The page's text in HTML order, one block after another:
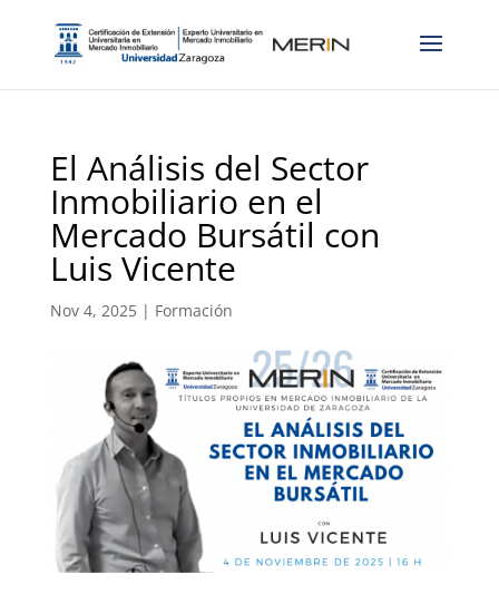
El Análisis del Sector
Inmobiliario en el
Mercado Bursátil con
Luis Vicente
Nov 4, 2025| Formación